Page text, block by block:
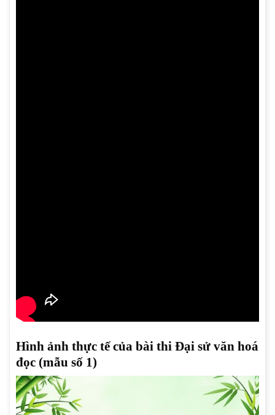
Hình ảnh thực tế của bài thi Đại sử văn hoá
đọc (mẫu số 1)